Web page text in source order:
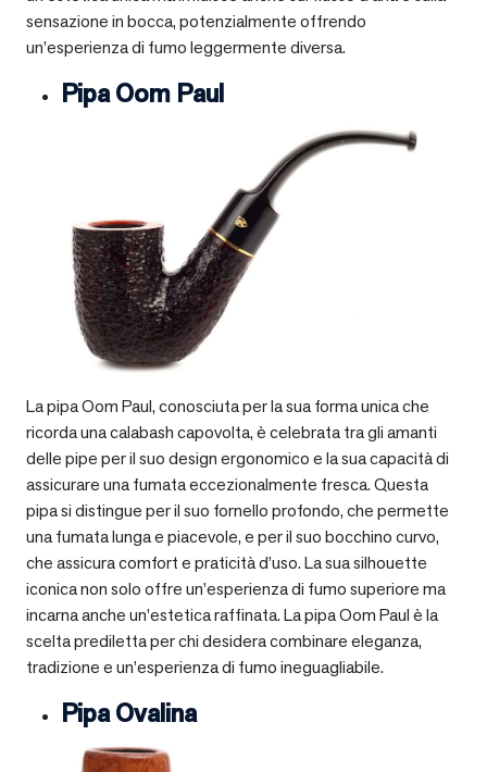
sensazione in bocca, potenzialmente offrendo
un’esperienza di fumo leggermente diversa.
Pipa Oom Paul
La pipa Oom Paul, conosciuta per la sua forma unica che
ricorda una calabash capovolta, è celebrata tra gli amanti
delle pipe per il suo design ergonomico e la sua capacità di
assicurare una fumata eccezionalmente fresca. Questa
pipa si distingue per il suo fornello profondo, che permette
una fumata lunga e piacevole, e per il suo bocchino curvo,
che assicura comfort e praticità d’uso. La sua silhouette
iconica non solo offre un’esperienza di fumo superiore ma
incarna anche un’estetica raffinata. La pipa Oom Paul è la
scelta prediletta per chi desidera combinare eleganza,
tradizione e un’esperienza di fumo ineguagliabile.
Pipa Ovalina